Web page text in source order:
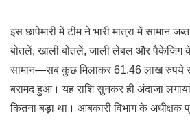
इस छापेमारी में टीम ने भारी मात्रा में सामान
बोतलें, खाली बोतलें, जाली लेबल और पैकेजिंग के
सामान—सब कुछ मिलाकर 61.46 लाख रुपये से
बरामद हुआ। यह राशि सुनकर ही अंदाजा
कितना बड़ा था। आबकारी विभाग के अधीक्षक